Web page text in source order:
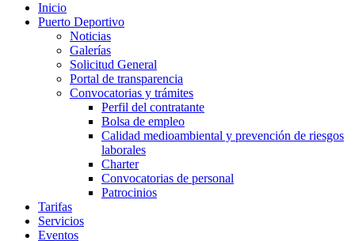
Inicio
Puerto Deportivo
Noticias
Galerías
Solicitud General
Portal de transparencia
Convocatorias y trámites
Perfil del contratante
Bolsa de empleo
Calidad medioambiental y prevención de riesgos
laborales
Charter
Convocatorias de personal
Patrocinios
Tarifas
Servicios
Eventos